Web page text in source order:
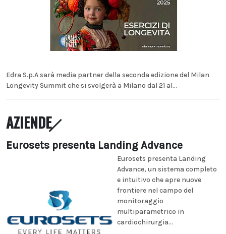
Edra S.p.A sarà media partner della seconda edizione del Milan
Longevity Summit che si svolgerà a Milano dal 21 al...
AZIENDE
Eurosets presenta Landing Advance
Eurosets presenta Landing
Advance, un sistema completo
e intuitivo che apre nuove
frontiere nel campo del
monitoraggio
multiparametrico in
cardiochirurgia...